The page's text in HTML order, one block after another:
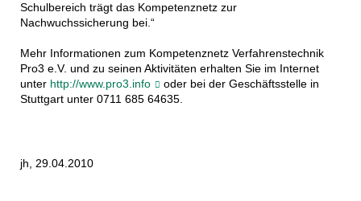
Schulbereich trägt das Kompetenznetz zur
Nachwuchssicherung bei.“
Mehr Informationen zum Kompetenznetz Verfahrenstechnik
Pro3 e.V. und zu seinen Aktivitäten erhalten Sie im Internet
unter http://www.pro3.info
oder bei der Geschäftsstelle in
Stuttgart unter 0711 685 64635.
jh, 29.04.2010